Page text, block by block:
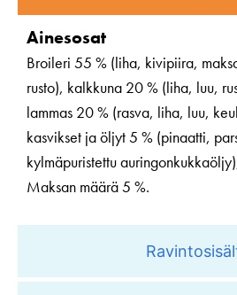
Ainesosat
Broileri 55 % (liha, kivipiira,
rusto), kalkkuna 20 % (liha, luu,
lammas 20 % (rasva, liha, luu,
kasvikset ja öljyt 5 % (pinaatti,
kylmäpuristettu
Maksan määrä 5 %.